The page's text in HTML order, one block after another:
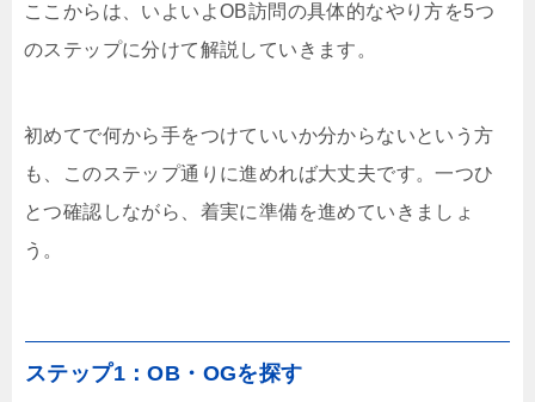
ここからは、いよいよOB訪問の具体的なやり方を5つ
のステップに分けて解説していきます。
初めてで何から手をつけていいか分からないという方
も、このステップ通りに進めれば大丈夫です。一つひ
とつ確認しながら、着実に準備を進めていきましょ
う。
ステップ1：OB・OGを探す